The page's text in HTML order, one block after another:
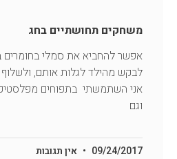
משחקים תחושתיים בחג
אפשר להחביא את סמלי בחומרים
לבקש מהילד לגלות אותם,
אני השתמשתי בתפוחים
וגם
09/24/2017 אין תגובות